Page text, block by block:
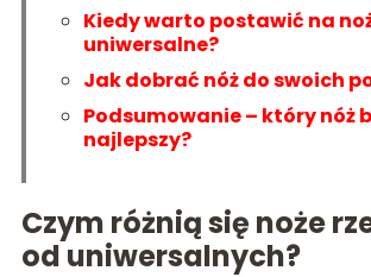
Kiedy warto postawić na
uniwersalne?
Jak dobrać nóż do swoich
Podsumowanie – który nóż
najlepszy?
Czym różnią się noże
od uniwersalnych?